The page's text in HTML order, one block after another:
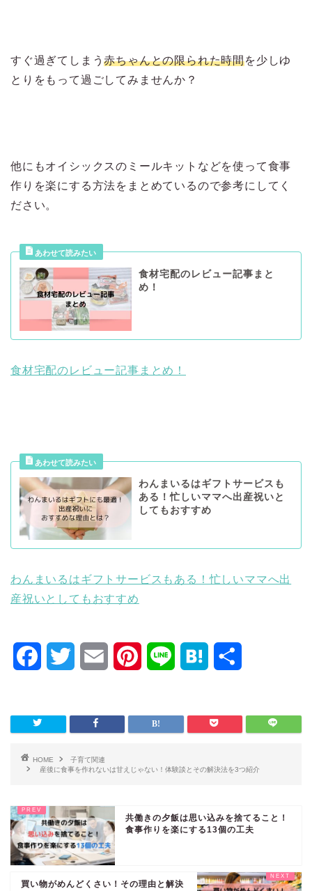
すぐ過ぎてしまう赤ちゃんとの限られた時間を少しゆ
とりをもって過ごしてみませんか？
他にもオイシックスのミールキットなどを使って食事
作りを楽にする方法をまとめているので参考にしてく
ださい。
食材宅配のレビュー記事まと
め！
食材宅配のレビュー記事まとめ！
わんまいるはギフトサービスも
ある！忙しいママへ出産祝いと
してもおすすめ
わんまいるはギフトサービスもある！忙しいママへ出
産祝いとしてもおすすめ
b
o
k
t
r
l e
e
t
n
HOME
子育て関連
産後に食事を作れないは甘えじゃない！体験談とその解決法を3つ紹介
共働きの夕飯は思い込みを捨てること！
食事作りを楽にする13個の工夫
買い物がめんどくさい！その理由と解決